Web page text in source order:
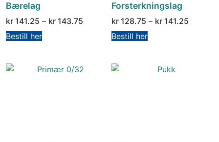
Bærelag
kr 141.25 – kr 143.75
Bestill her
Forsterkningslag
kr 128.75 – kr 141.25
Bestill her